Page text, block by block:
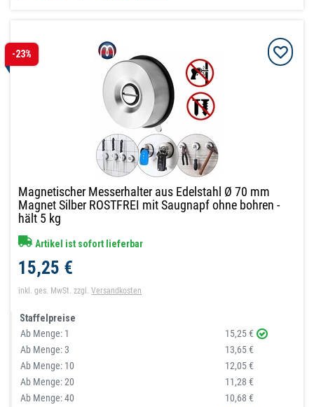
-23%
Magnetischer Messerhalter aus Edelstahl Ø 70 mm
Magnet Silber ROSTFREI mit Saugnapf ohne bohren -
hält 5 kg
Artikel ist sofort lieferbar
15,25 €
inkl. ges. MwSt. zzgl.Versandkosten
Staffelpreise
Ab Menge: 1
15,25 €
Ab Menge:3
13,65 €
Ab Menge: 10
12,05 €
Ab Menge:20
11,28 €
Ab Menge:40
10,68 €